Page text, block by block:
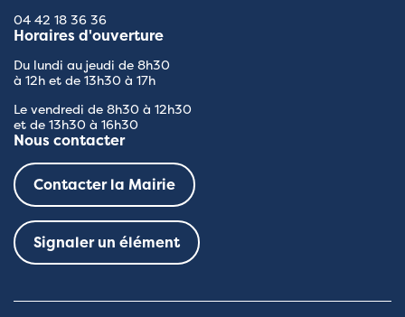
04 42 18 36 36
Horaires d'ouverture
Du lundi au jeudi de 8h30
à 12h et de 13h30 à 17h
Le vendredi de 8h30 à 12h30
et de 13h30 à 16h30
Nous contacter
Contacter la Mairie
Signaler un élément